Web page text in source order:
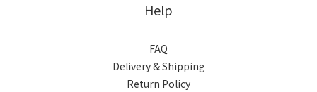
Help
FAQ
Delivery & Shipping
Return Policy